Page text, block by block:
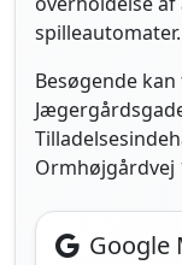
spilleautomater.
Besøgende
Ormhøjgårdvej
Google